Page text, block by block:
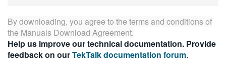
By downloading, you agree to the terms and conditions of
the Manuals Download Agreement.
Help us improve our technical documentation. Provide
feedback on ourTekTalk documentation forum.